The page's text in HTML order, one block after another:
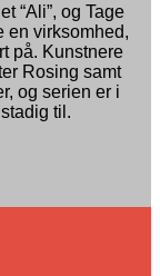
“Ali”, og Tage
en virksomhed,
på. Kunstnere
Rosing samt
og serien er i
til.